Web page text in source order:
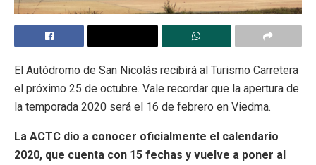
El Autódromo de San Nicolás recibirá al Turismo Carretera
el próximo 25 de octubre. Vale recordar que la apertura de
la temporada 2020 será el 16 de febrero en Viedma.
La ACTC dio a conocer oficialmente el calendario
2020, que cuenta con 15 fechas y vuelve a poner al